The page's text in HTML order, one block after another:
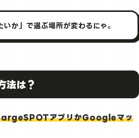
か」で選ぶ場所が変わるにゃ。
法は？
アプリかGoogleマッ